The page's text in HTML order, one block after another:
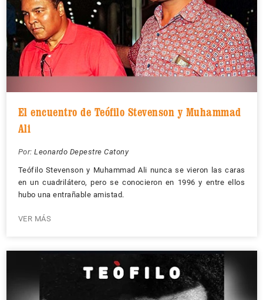
El encuentro de Teófilo Stevenson y Muhammad
Ali
Por: Leonardo Depestre Catony
Teófilo Stevenson y Muhammad Ali nunca se vieron las caras
en un cuadrilátero, pero se conocieron en 1996 y entre ellos
hubo una entrañable amistad.
VER MÁS